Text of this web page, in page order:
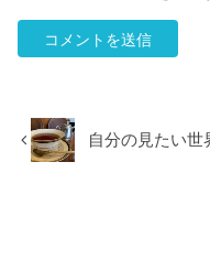
自分の見たい世